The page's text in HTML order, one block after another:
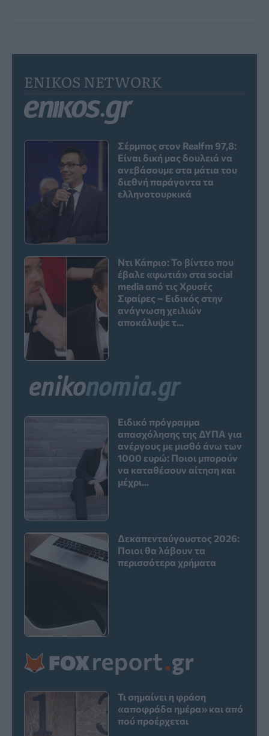
ENIKOS NETWORK
Σέρμπος στον Realfm 97,8:
Είναι δική μας δουλειά να
ανεβάσουμε στα μάτια του
διεθνή παράγοντα τα
ελληνοτουρκικά
Ντι Κάπριο: Το βίντεο που
έβαλε «φωτιά» στα social
media από τις Χρυσές
Σφαίρες – Ειδικός στην
ανάγνωση χειλιών
αποκάλυψε τ...
Ειδικό πρόγραμμα
απασχόλησης της ΔΥΠΑ για
ανέργους με μισθό άνω των
1000 ευρώ: Ποιοι μπορούν
να καταθέσουν αίτηση και
μέχρι...
Δεκαπενταύγουστος 2026:
Ποιοι θα λάβουν τα
περισσότερα χρήματα
Τι σημαίνει η φράση
«αποφράδα ημέρα» και από
πού προέρχεται